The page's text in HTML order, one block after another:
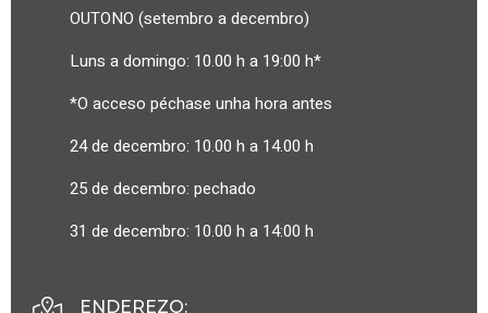
OUTONO (setembro a decembro)
Luns a domingo: 10.00 h a 19:00 h*
*O acceso péchase unha hora antes
24 de decembro: 10.00 h a 14.00 h
25 de decembro: pechado
31 de decembro: 10.00 h a 14:00 h
ENDEREZO: